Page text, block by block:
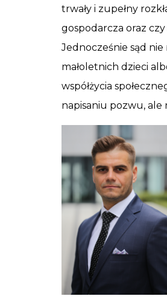
trwały i zupełny
gospodarcza oraz
Jednocześnie sąd
małoletnich dzieci
współżycia
napisaniu pozwu, ale